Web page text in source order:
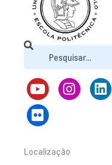
Localização